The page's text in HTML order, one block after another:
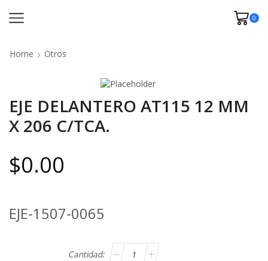
0
Home Otros
EJE DELANTERO AT115 12 MM
X 206 C/TCA.
$0.00
EJE-1507-0065